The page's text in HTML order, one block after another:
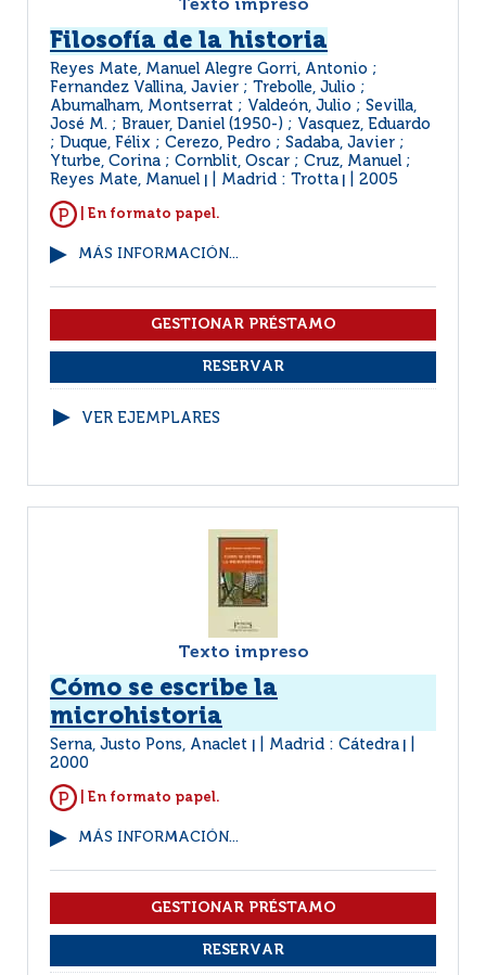
Texto impreso
Filosofía de la historia
Reyes Mate, Manuel Alegre Gorri, Antonio ;
Fernandez Vallina, Javier ; Trebolle, Julio ;
Abumalham, Montserrat ; Valdeón, Julio ; Sevilla,
José M. ; Brauer, Daniel (1950-) ; Vasquez, Eduardo
; Duque, Félix ; Cerezo, Pedro ; Sadaba, Javier ;
Yturbe, Corina ; Cornblit, Oscar ; Cruz, Manuel ;
Reyes Mate, Manuel
Madrid : Trotta 2005
| En formato papel.
MÁS INFORMACIÓN...
VER EJEMPLARES
Texto impreso
Cómo se escribe la
microhistoria
Serna, Justo Pons, Anaclet Madrid : Cátedra
2000
| En formato papel.
MÁS INFORMACIÓN...